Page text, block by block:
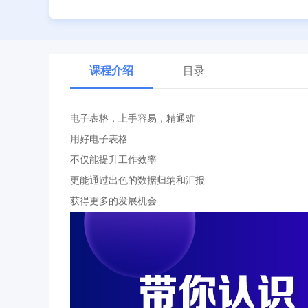
课程介绍 目录
电子表格，上手容易，精通难
用好电子表格
不仅能提升工作效率
更能通过出色的数据归纳和汇报
获得更多的发展机会